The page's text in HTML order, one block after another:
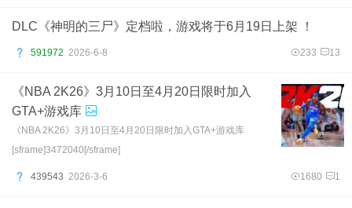
DLC《神明的三尸》定档啦，游戏将于6月19日上架 ！
591972 2026-6-8 233 13
《NBA 2K26》3月10日至4月20日限时加入
GTA+游戏库
《NBA 2K26》3月10日至4月20日限时加入GTA+游戏库
[sframe]3472040[/sframe]
439543 2026-3-6 1680 1